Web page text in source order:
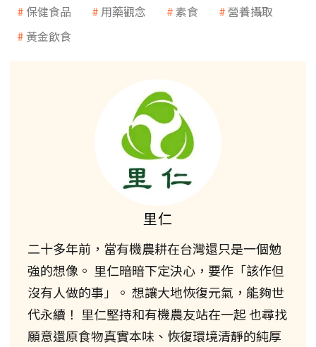
保健食品 用藥觀念 素食
營養攝取
黃金飲食
里仁
二十多年前，當有機農耕在台灣還只是一個勉
強的想像。 里仁暗暗下定決心，要作「該作但
沒有人做的事」。 想讓大地恢復元氣，能夠世
代永續！ 里仁堅持和有機農友站在一起 也尋找
願意還原食物真實本味、恢復環境清靜的純厚